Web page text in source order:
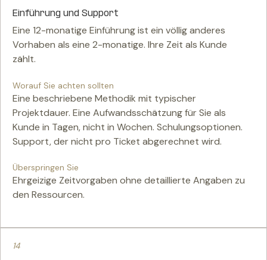
Einführung und Support
Eine 12-monatige Einführung ist ein völlig anderes
Vorhaben als eine 2-monatige. Ihre Zeit als Kunde
zählt.
Worauf Sie achten sollten
Eine beschriebene Methodik mit typischer
Projektdauer. Eine Aufwandsschätzung für Sie als
Kunde in Tagen, nicht in Wochen. Schulungsoptionen.
Support, der nicht pro Ticket abgerechnet wird.
Überspringen Sie
Ehrgeizige Zeitvorgaben ohne detaillierte Angaben zu
den Ressourcen.
14